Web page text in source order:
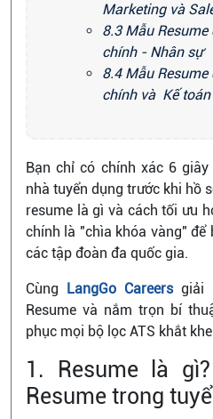
Marketing và
8.3 Mẫu
chính - Nhân sự
8.4 Mẫu
chính và Kế toán
Bạn chỉ có chính xác 6
nhà tuyển dụng trước khi hồ
resume là gì và cách tối ưu
chính là "chìa khóa vàng" để
các tập đoàn đa quốc gia.
Cùng LangGo Careers giải
Resume và nắm trọn bí
phục mọi bộ lọc ATS khắt
1. Resume là
Resume trong